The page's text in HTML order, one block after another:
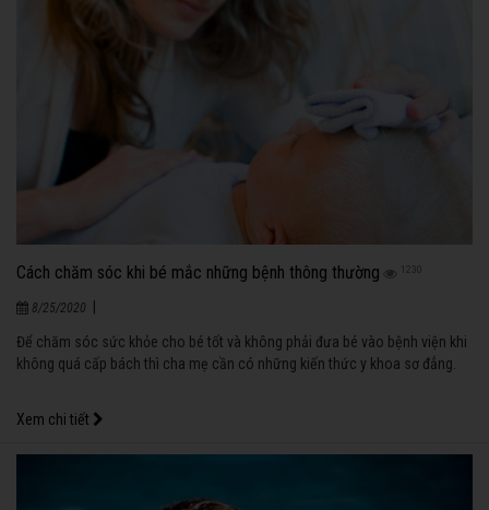
Cách chăm sóc khi bé mắc những bệnh thông thường 1230
8/25/2020
Để chăm sóc sức khỏe cho bé tốt và không phải đưa bé vào bệnh viện khi
không quá cấp bách thì cha mẹ cần có những kiến thức y khoa sơ đẳng.
Xem chi tiết